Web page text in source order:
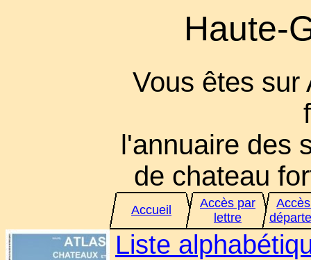
Haute-
Vous êtes sur
l'annuaire des
de chateau
Accueil
Accès par
lettre
Liste